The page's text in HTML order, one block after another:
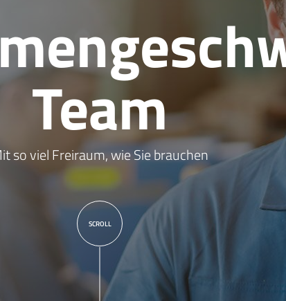
Team
so viel Freiraum, wie Sie brauchen
SCROLL